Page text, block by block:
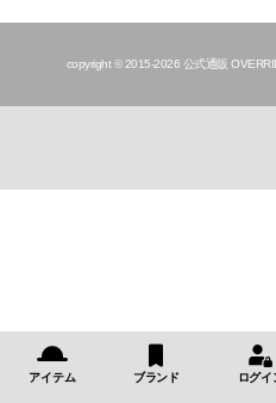
copyright © 2015-2026 公式通販
アイテム ブランド ログイ